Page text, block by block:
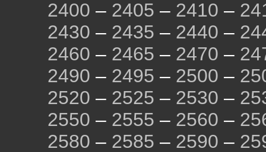
2400 – 2405 – 2410 –
2430 – 2435 – 2440 –
2460 – 2465 – 2470 –
2490 – 2495 – 2500 –
2520 – 2525 – 2530 –
2550 – 2555 – 2560 –
2580 – 2585 – 2590 –